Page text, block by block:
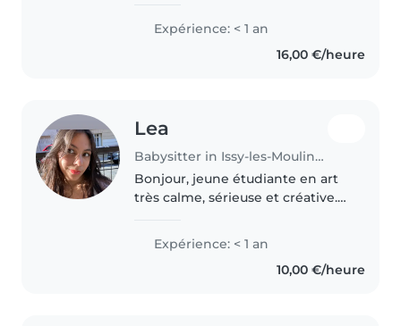
sérieuse, bienveillante, patiente
et dynamique. J'accorde une
grande importance à la sécurité,..
Expérience: < 1 an
16,00 €/heure
Lea
Babysitter in Issy-les-Moulineaux
Bonjour, jeune étudiante en art
très calme, sérieuse et créative.
savoir et ma familiarité pour les
enfants. J’aime travailler avec les
Expérience: < 1 an
10,00 €/heure